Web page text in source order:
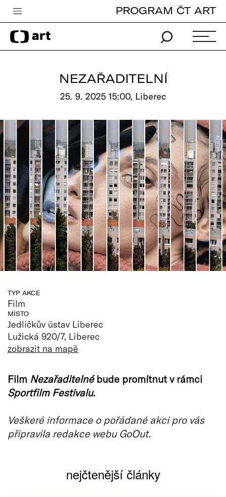
Česká televize
Zpravodajství
Pro děti
edu
Vše o ČT
PROGRAM ČT ART
NEZAŘADITELNÍ
25. 9. 2025 15:00, Liberec
TYP AKCE
Film
MÍSTO
Jedličkův ústav Liberec
Lužická 920/7, Liberec
zobrazit na mapě
Film Nezařaditelnébude promítnut v rámci
Sportfilm Festivalu.
Veškeré informace o pořádané akci pro vás
připravila redakce webu GoOut.
nejčtenější články